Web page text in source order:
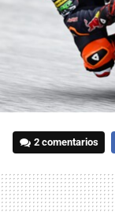
2 comentarios